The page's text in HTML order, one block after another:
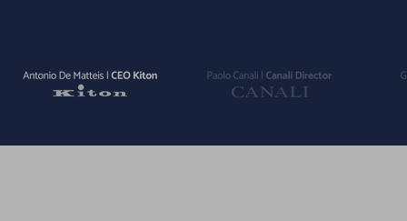
Vai
Vai